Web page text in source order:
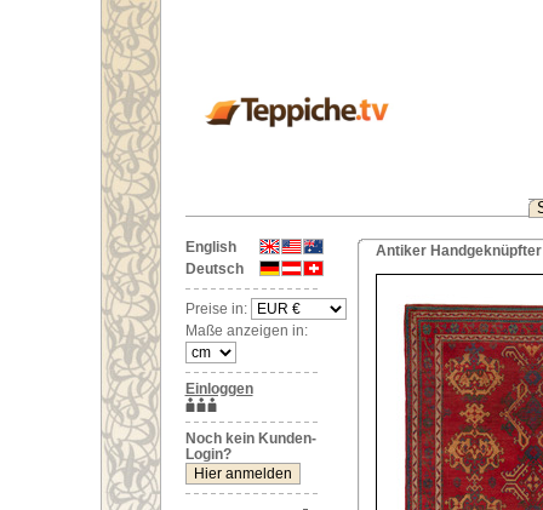
English
Deutsch
Preise in:
Maße anzeigen in:
Einloggen
Noch kein Kunden-
Login?
Antiker